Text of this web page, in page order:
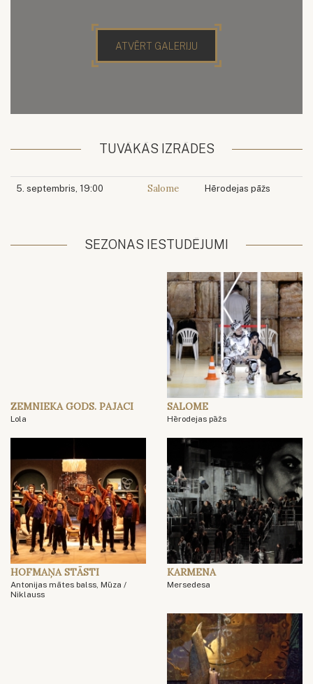
ATVĒRT GALERIJU
TUVĀKĀS IZRĀDES
5. septembris, 19:00 Salome Hērodejas pāžs
SEZONAS IESTUDĒJUMI
ZEMNIEKA GODS. PAJACI
Lola
SALOME
Hērodejas pāžs
HOFMAŅA STĀSTI
Antonijas mātes balss, Mūza /
Niklauss
KARMENA
Mersedesa